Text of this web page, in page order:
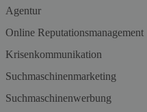
Agentur
Online Reputationsmanagement
Krisenkommunikation
Suchmaschinenmarketing
Suchmaschinenwerbung